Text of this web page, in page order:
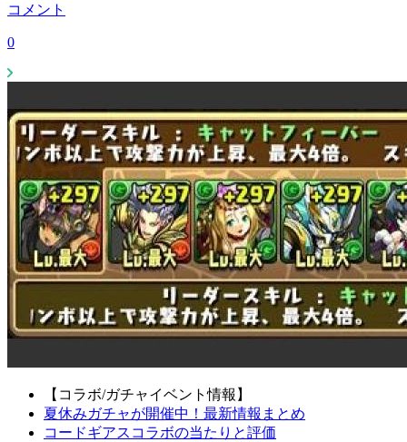
コメント
0
【コラボ/ガチャイベント情報】
夏休みガチャが開催中！最新情報まとめ
コードギアスコラボの当たりと評価